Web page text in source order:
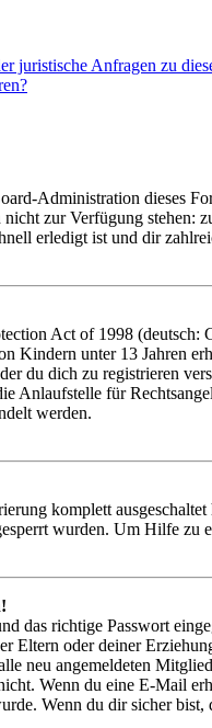
juristische Anfragen zu
Administration dieses
zur Verfügung stehen:
erledigt ist und dir
Act of 1998
Kindern unter 13 Jahren
du dich zu registrieren
Anlaufstelle für
werden.
komplett
wurden. Um Hilfe
das richtige Passwort
Eltern oder deiner
neu angemeldeten
Wenn du eine E-Mail
Wenn du dir sicher